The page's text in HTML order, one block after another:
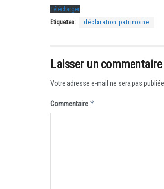
Télécharger
Etiquettes: déclaration patrimoine
Laisser un commentaire
Votre adresse e-mail ne sera pas publiée.
Commentaire *